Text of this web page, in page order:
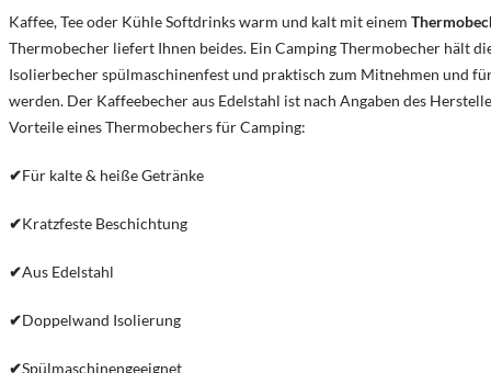
Kaffee, Tee oder Kühle Softdrinks warm und kalt mit einem
Thermobecher liefert Ihnen beides. Ein Camping Thermobecher hält
Isolierbecher spülmaschinenfest und praktisch zum Mitnehmen und
werden. Der Kaffeebecher aus Edelstahl ist nach Angaben des
Vorteile eines Thermobechers für Camping:
✔Für kalte & heiße Getränke
✔Kratzfeste Beschichtung
✔Aus Edelstahl
✔Doppelwand Isolierung
✔Spülmaschinengeeignet